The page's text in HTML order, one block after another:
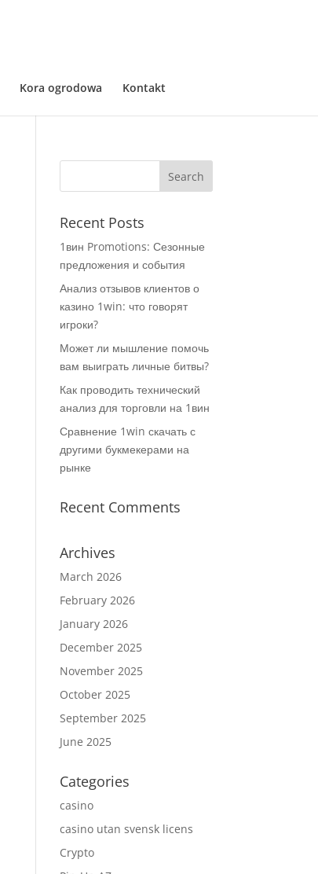
Kora ogrodowa Kontakt
Recent Posts
1вин Promotions: Сезонные
предложения и события
Анализ отзывов клиентов о
казино 1win: что говорят
игроки?
Может ли мышление помочь
вам выиграть личные битвы?
Как проводить технический
анализ для торговли на 1вин
Сравнение 1win скачать с
другими букмекерами на
рынке
Recent Comments
Archives
March 2026
February 2026
January 2026
December 2025
November 2025
October 2025
September 2025
June 2025
Categories
casino
casino utan svensk licens
Crypto